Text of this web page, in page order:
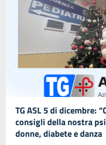
TG ASL 5 di dicembre:
consigli della nostra
donne, diabete e danza